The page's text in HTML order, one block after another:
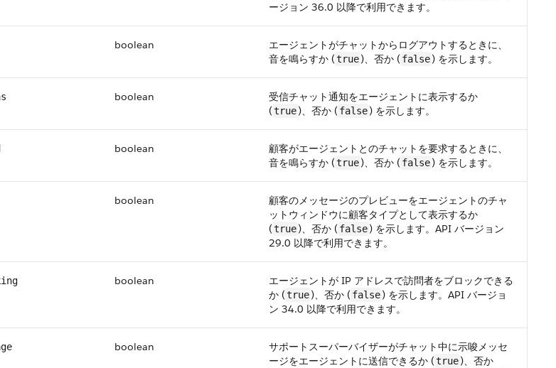
ージョン 36.0 以降で利用できます。
boolean
エージェントがチャットからログアウトするときに、
音を鳴らすか (true)、否か ( false) を示します。
boolean
受信チャット通知をエージェントに表示するか
(true)、否か ( false) を示します。
boolean
顧客がエージェントとのチャットを要求するときに、
音を鳴らすか (true)、否か ( false) を示します。
boolean
顧客のメッセージのプレビューをエージェントのチャ
ットウィンドウに顧客タイプとして表示するか
(true)、否か ( false) を示します。API バージョン
29.0 以降で利用できます。
boolean
エージェントが IP アドレスで訪問者をブロックできる
か (true)、否か ( false) を示します。API バージョ
ン 34.0 以降で利用できます。
boolean
サポートスーパーバイザーがチャット中に示唆メッセ
ージをエージェントに送信できるか (true)、否か